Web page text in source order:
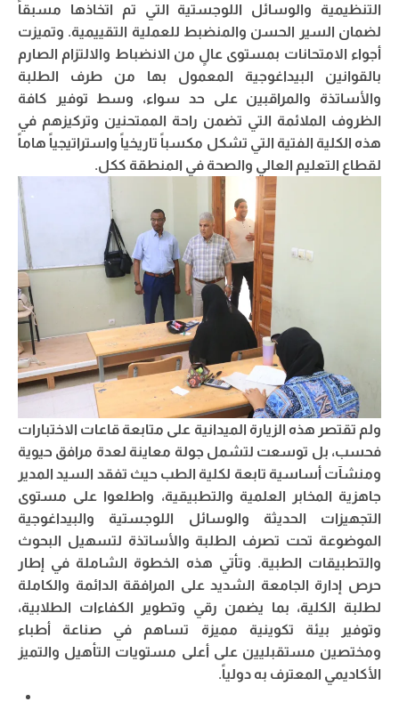
التنظيمية والوسائل اللوجستية التي تم اتخاذها مسبقاً
لضمان السير الحسن والمنضبط للعملية التقييمية. وتميزت
أجواء الامتحانات بمستوى عالٍ من الانضباط والالتزام الصارم
بالقوانين البيداغوجية المعمول بها من طرف الطلبة
والأساتذة والمراقبين على حد سواء، وسط توفير كافة
الظروف الملائمة التي تضمن راحة الممتحنين وتركيزهم في
هذه الكلية الفتية التي تشكل مكسباً تاريخياً واستراتيجياً هاماً
لقطاع التعليم العالي والصحة في المنطقة ككل.
ولم تقتصر هذه الزيارة الميدانية على متابعة قاعات الاختبارات
فحسب، بل توسعت لتشمل جولة معاينة لعدة مرافق حيوية
ومنشآت أساسية تابعة لكلية الطب حيث تفقد السيد المدير
جاهزية المخابر العلمية والتطبيقية، واطلعوا على مستوى
التجهيزات الحديثة والوسائل اللوجستية والبيداغوجية
الموضوعة تحت تصرف الطلبة والأساتذة لتسهيل البحوث
والتطبيقات الطبية. وتأتي هذه الخطوة الشاملة في إطار
حرص إدارة الجامعة الشديد على المرافقة الدائمة والكاملة
لطلبة الكلية، بما يضمن رقي وتطوير الكفاءات الطلابية،
وتوفير بيئة تكوينية مميزة تساهم في صناعة أطباء
ومختصين مستقبليين على أعلى مستويات التأهيل والتميز
الأكاديمي المعترف به دولياً.